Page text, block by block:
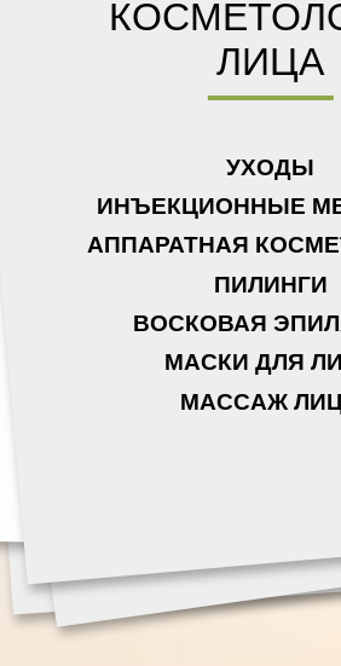
ЛИЦА
УХОДЫ
ИНЪЕКЦИОННЫЕ
АППАРАТНАЯ
ПИЛИНГИ
ВОСКОВАЯ
МАСКИ ДЛЯ
МАССАЖ